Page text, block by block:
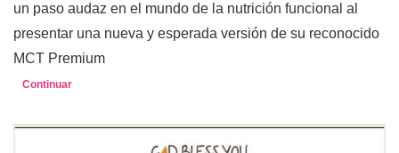
un paso audaz en el mundo de la nutrición funcional al
presentar una nueva y esperada versión de su reconocido
MCT Premium
Continuar